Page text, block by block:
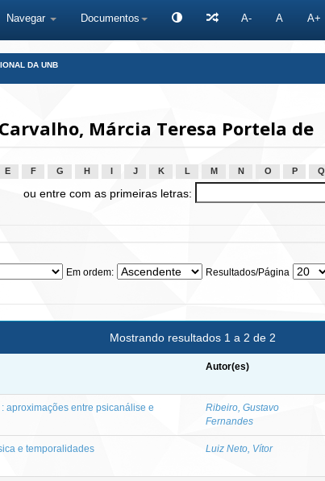
Navegar Documentos A- A A+
DA UNB
Márcia Teresa Portela de
E F G H J K L M N O P Q
ou entre com as primeiras letras:
Em ordem: Resultados/Página
Mostrando resultados 1 a 2 de 2
Autor(es)
aproximações entre psicanálise e
Ribeiro, Gustavo
Fernandes
e temporalidades Luiz Neto, Vítor